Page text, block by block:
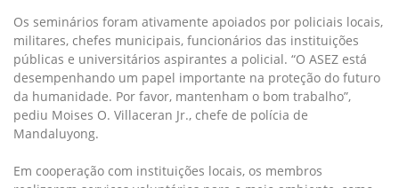
Os seminários foram ativamente apoiados por policiais locais,
militares, chefes municipais, funcionários das instituições
públicas e universitários aspirantes a policial. “O ASEZ está
desempenhando um papel importante na proteção do futuro
da humanidade. Por favor, mantenham o bom trabalho”,
pediu Moises O. Villaceran Jr., chefe de polícia de
Mandaluyong.
Em cooperação com instituições locais, os membros